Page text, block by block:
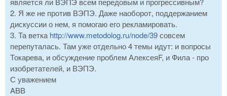
2. Я же не против ВЭПЭ. Даже наоборот, поддержанием
дискуссии о нем, я помогаю его рекламировать.
3. Та ветка http://www.metodolog.ru/node/39совсем
перепуталась. Там уже отдельно 4 темы идут: и вопросы
Токарева, и обсуждение проблем АлексеяF, и Фила - про
изобретателей, и ВЭПЭ.
С уважением
ABB